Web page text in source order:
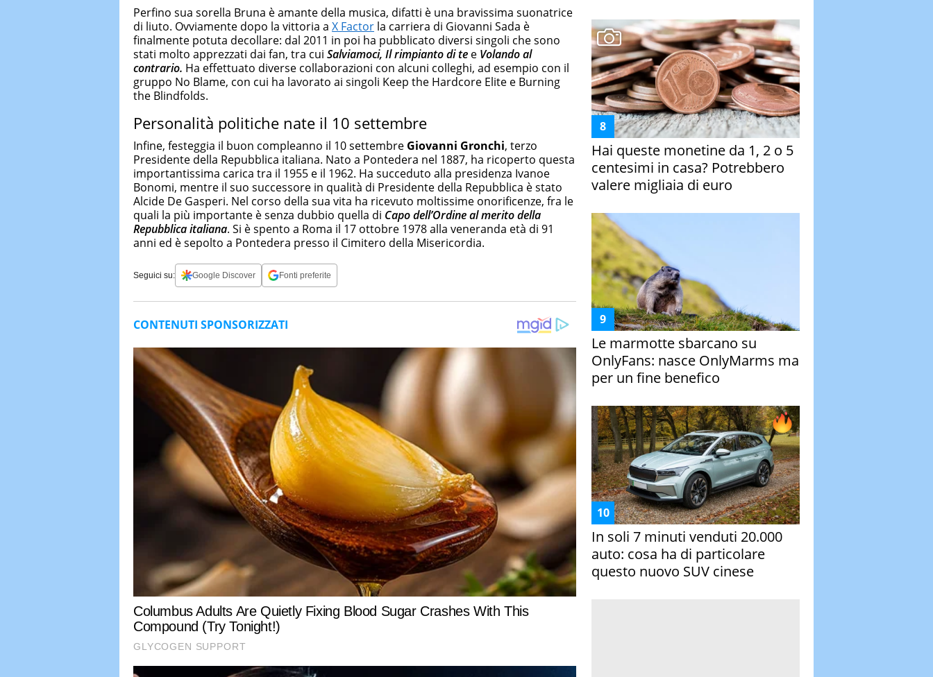
Perfino sua sorella Bruna è amante della musica, difatti è una bravissima suonatrice
di liuto. Ovviamente dopo la vittoria a X Factor la carriera di Giovanni Sada è
finalmente potuta decollare: dal 2011 in poi ha pubblicato diversi singoli che sono
stati molto apprezzati dai fan, tra cui Salviamoci, Il rimpianto di te e Volando al
contrario. Ha effettuato diverse collaborazioni con alcuni colleghi, ad esempio con il
gruppo No Blame, con cui ha lavorato ai singoli Keep the Hardcore Elite e Burning
the Blindfolds.
Personalità politiche nate il 10 settembre
Infine, festeggia il buon compleanno il 10 settembre Giovanni Gronchi, terzo
Presidente della Repubblica italiana. Nato a Pontedera nel 1887, ha ricoperto questa
importantissima carica tra il 1955 e il 1962. Ha succeduto alla presidenza Ivanoe
Bonomi, mentre il suo successore in qualità di Presidente della Repubblica è stato
Alcide De Gasperi. Nel corso della sua vita ha ricevuto moltissime onorificenze, fra le
quali la più importante è senza dubbio quella di Capo dell’Ordine al merito della
Repubblica italiana. Si è spento a Roma il 17 ottobre 1978 alla veneranda età di 91
anni ed è sepolto a Pontedera presso il Cimitero della Misericordia.
Seguici su: Google Discover Fonti preferite
Hai queste monetine da 1, 2 o 5
centesimi in casa? Potrebbero
valere migliaia di euro
Le marmotte sbarcano su
OnlyFans: nasce OnlyMarms ma
per un fine benefico
In soli 7 minuti venduti 20.000
auto: cosa ha di particolare
questo nuovo SUV cinese